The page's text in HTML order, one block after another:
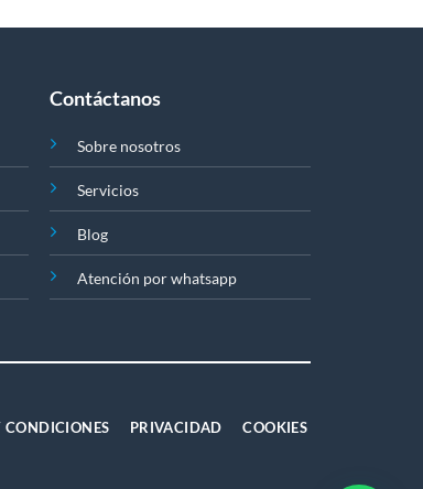
Contáctanos
Sobre nosotros
Servicios
Blog
Atención por whatsapp
CONDICIONES PRIVACIDAD COOKIES